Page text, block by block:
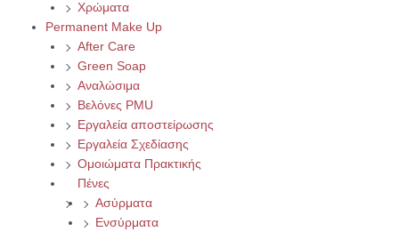
Χρώματα
Permanent Make Up
After Care
Green Soap
Αναλώσιμα
Βελόνες PMU
Εργαλεία αποστείρωσης
Εργαλεία Σχεδίασης
Ομοιώματα Πρακτικής
Πένες
Ασύρματα
Ενσύρματα